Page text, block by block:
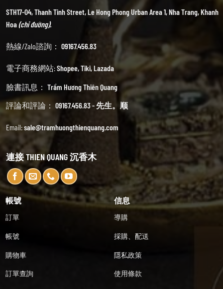
STH17-04, Thanh Tinh Street, Le Hong Phong Urban Area 1, Nha Trang, Khanh
Hoa(chỉ đường).
熱線/Zalo諮詢： 09167.456.83
電子商務網站:Shopee,Tiki,Lazada
臉書訊息： Trầm Hương Thiên Quang
評論和評論： 09167.456.83 - 先生。顺
Email:sale@tramhuongthienquang.com
連接 THIEN QUANG 沉香木
帳號
訂單
帳號
購物車
訂單查詢
信息
導購
採購、配送
隱私政策
使用條款